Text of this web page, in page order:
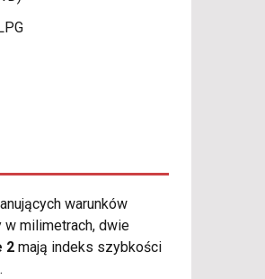
warunków
milimetrach, dwie
2 mają indeks szybkości